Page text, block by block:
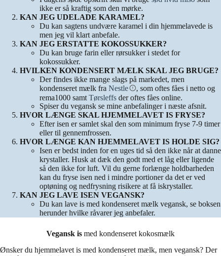
ikke er så kraftig som den mørke.
KAN JEG UDELADE KARAMEL?
Du kan sagtens undvære karamel i din hjemmelavede is
men jeg vil klart anbefale.
KAN JEG ERSTATTE KOKOSSUKKER?
Du kan bruge farin eller rørsukker i stedet for
kokossukker.
HVILKEN KONDENSERT MÆLK SKAL JEG BRUGE?
Der findes ikke mange slags på markedet, men
kondenseret mælk fra Nestle
, som oftes fåes i netto og
rema1000 samt Tørsleffs der oftes fåes online.
Spiser du vegansk se mine anbefalinger i næste afsnit.
HVOR LÆNGE SKAL HJEMMELAVET IS FRYSE?
Efter isen er samlet skal den som minimum fryse 7-9 timer
eller til gennemfrossen.
HVOR LÆNGE KAN HJEMMELAVET IS HOLDE SIG?
Isen er bedst inden for en uges tid så den ikke når at danne
krystaller. Husk at dæk den godt med et låg eller ligende
så den ikke for luft. Vil du gerne forlænge holdbarheden
kan du fryse isen ned i mindre portioner da det er ved
optøning og nedfrysning risikere at få iskrystaller.
KAN JEG LAVE ISEN VEGANSK?
Du kan lave is med kondenseret mælk vegansk, se boksen
herunder hvilke råvarer jeg anbefaler.
Vegansk is med kondenseret kokosmælk
Ønsker du hjemmelavet is med kondenseret mælk, men vegansk? Der